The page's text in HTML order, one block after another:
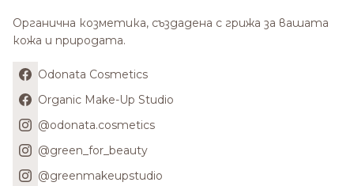
Органична козметика, създадена с грижа за вашата
кожа и природата.
Odonata Cosmetics
Organic Make-Up Studio
@odonata.cosmetics
@green_for_beauty
@greenmakeupstudio